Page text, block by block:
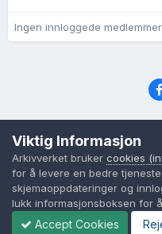
Ingen innloggede
Cookies
Powered
Viktig Informasjon
Arkivverket bruker cookies
for å levere en bedre
skjemaoppdateringer og
lukk informasjonsboksen for
Accept Cookies